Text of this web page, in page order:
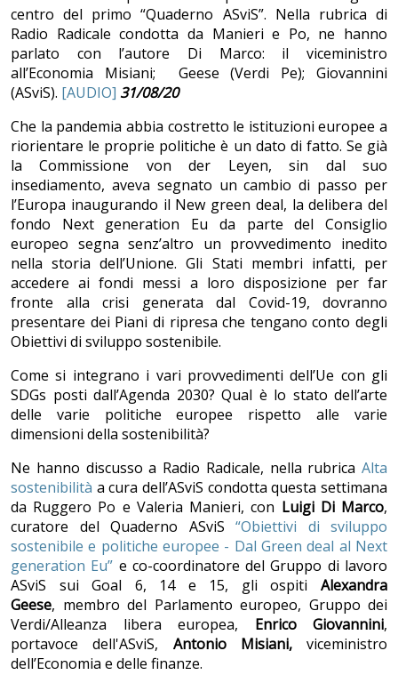
centro del primo “Quaderno ASviS”. Nella rubrica di
Radio Radicale condotta da Manieri e Po, ne hanno
parlato con l’autore Di Marco: il viceministro
all’Economia Misiani; Geese (Verdi Pe); Giovannini
(ASviS). [AUDIO] 31/08/20
Che la pandemia abbia costretto le istituzioni europee a
riorientare le proprie politiche è un dato di fatto. Se già
la Commissione von der Leyen, sin dal suo
insediamento, aveva segnato un cambio di passo per
l’Europa inaugurando il New green deal, la delibera del
fondo Next generation Eu da parte del Consiglio
europeo segna senz’altro un provvedimento inedito
nella storia dell’Unione. Gli Stati membri infatti, per
accedere ai fondi messi a loro disposizione per far
fronte alla crisi generata dal Covid-19, dovranno
presentare dei Piani di ripresa che tengano conto degli
Obiettivi di sviluppo sostenibile.
Come si integrano i vari provvedimenti dell’Ue con gli
SDGs posti dall’Agenda 2030? Qual è lo stato dell’arte
delle varie politiche europee rispetto alle varie
dimensioni della sostenibilità?
Ne hanno discusso a Radio Radicale, nella rubrica Alta
sostenibilità a cura dell’ASviS condotta questa settimana
da Ruggero Po e Valeria Manieri, con Luigi Di Marco,
curatore del Quaderno ASviS “Obiettivi di sviluppo
sostenibile e politiche europee - Dal Green deal al Next
generation Eu” e co-coordinatore del Gruppo di lavoro
ASviS sui Goal 6, 14 e 15, gli ospiti Alexandra
Geese, membro del Parlamento europeo, Gruppo dei
Verdi/Alleanza libera europea, Enrico Giovannini,
portavoce dell'ASviS, Antonio Misiani,viceministro
dell’Economia e delle finanze.